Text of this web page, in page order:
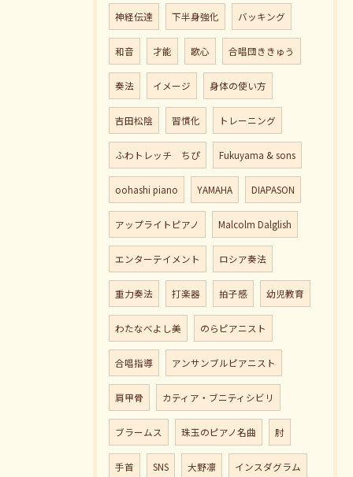
神経伝達 下半身強化 バッキング
和音 才能 歌心 合唱団ききゅう
奏法 イメージ 身体の使い方
吉田松陰 習慣化 トレーニング
ふわトレッチ ちぴ Fukuyama & sons
oohashi piano YAMAHA DIAPASON
アップライトピアノ Malcolm Dalglish
エンターテイメント ロシア奏法
重力奏法 打楽器 拍子感 幼児教育
わたなべよし美 のらピアニスト
合唱指導 アンサンブルピアニスト
肩甲骨 カティア・ブニティシビリ
ブラームス 珠玉のピアノ名曲 肘
手首 SNS 大野凛 インスダグラム